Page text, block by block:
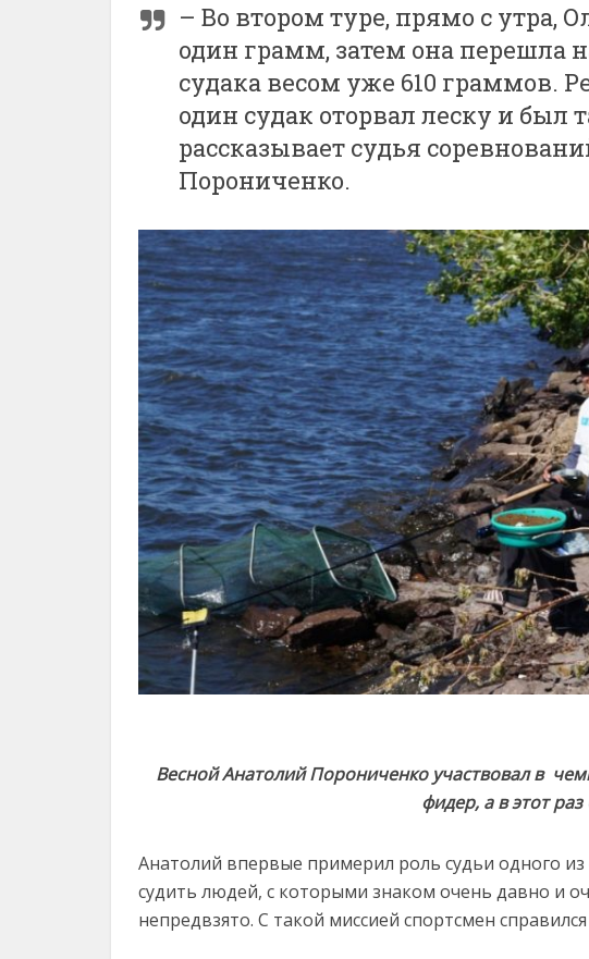
– Во втором туре, прямо с утра,
один грамм, затем она перешла
судака весом уже 610 граммов.
один судак оторвал леску и был
рассказывает судья
Порониченко.
Весной Анатолий Порониченко участвовал в
фидер, а в этот
Анатолий впервые примерил роль судьи одного
судить людей, с которыми знаком очень давно и
непредвзято. С такой миссией спортсмен